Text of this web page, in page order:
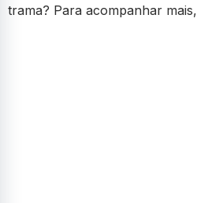
trama? Para acompanhar mais,